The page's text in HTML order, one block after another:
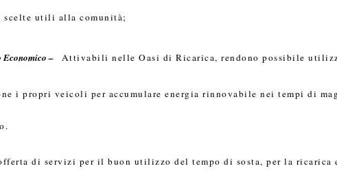
scelte utili alla comunità;
Economico – Attivabili nelle Oasi di Ricarica, rendono possibile
i propri veicoli per accumulare energia rinnovabile nei tempi di
.
di servizi per il buon utilizzo del tempo di sosta, per la ricarica